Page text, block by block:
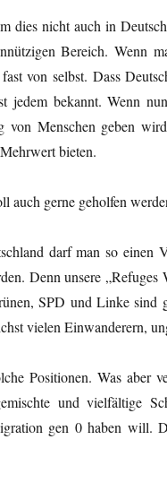
dies nicht auch in
Bereich. Wenn
von selbst. Dass
jedem bekannt. Wenn
von Menschen geben
bieten.
gerne geholfen
darf man so einen
Denn unsere
SPD und Linke sind
vielen Einwanderern,
Positionen. Was aber
und vielfältige
gen 0 haben will.